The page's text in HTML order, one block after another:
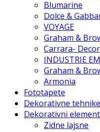
Blumarine
Dolce &
VOYAGE
Graham &
Carrara-
INDUSTRIE
Graham &
Armonia
Fototapete
Dekorativne tehnike
Dekorativni
Zidne lajsne